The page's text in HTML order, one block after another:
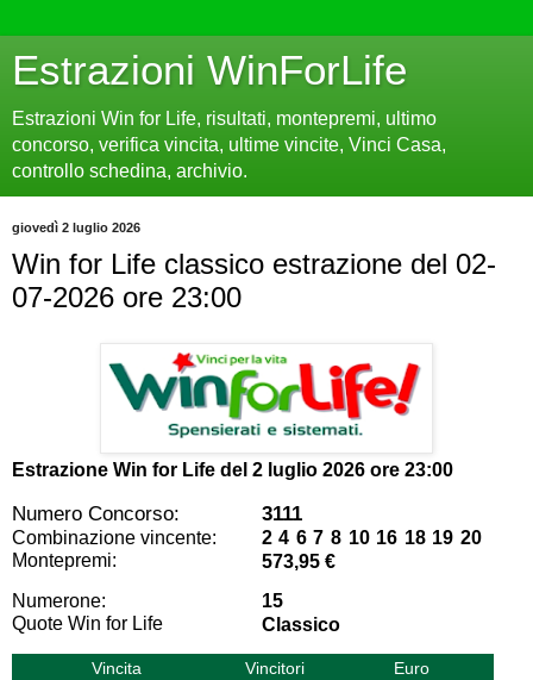
Estrazioni WinForLife
Estrazioni Win for Life, risultati, montepremi, ultimo
concorso, verifica vincita, ultime vincite, Vinci Casa,
controllo schedina, archivio.
giovedì 2 luglio 2026
Win for Life classico estrazione del 02-
07-2026 ore 23:00
Estrazione Win for Life del 2 luglio 2026 ore 23:00
Numero Concorso: 3111
Combinazione vincente:
2 4 6 7 8 10 16 18 19 20
Montepremi:
573,95 €
Numerone:
15
Quote Win for Life
Classico
Vincita Vincitori
Euro